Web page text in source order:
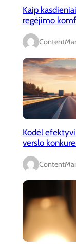
Kaip
regėjimo
Kodėl
verslo